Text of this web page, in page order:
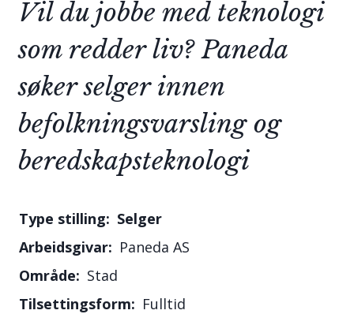
Vil du jobbe med teknologi
som redder liv? Paneda
søker selger innen
befolkningsvarsling og
beredskapsteknologi
Selger
Paneda AS
Stad
Fulltid